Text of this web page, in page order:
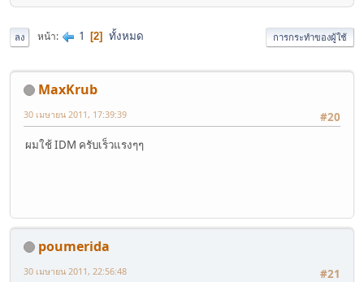
ลง หน้า 1 2 ทั้งหมด การกระทำของผู้ใช้
MaxKrub
#20
30 เมษายน 2011, 17:39:39
ผมใช้ IDM ครับเร็วแรงๆๆ
poumerida
#21
30 เมษายน 2011, 22:56:48